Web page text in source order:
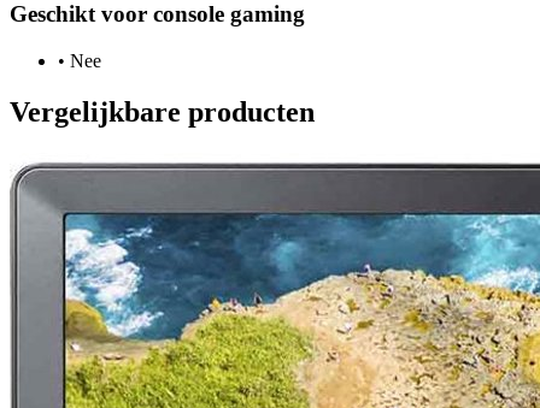
Geschikt voor console gaming
• Nee
Vergelijkbare producten